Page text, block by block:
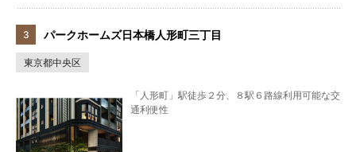
パークホームズ日本橋人形町三丁目
東京都中央区
「人形町」駅徒歩２分、８駅６路線利用可能な交
通利便性